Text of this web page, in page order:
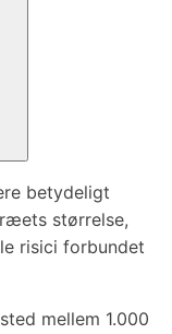
betydeligt
størrelse,
risici forbundet
mellem 1.000